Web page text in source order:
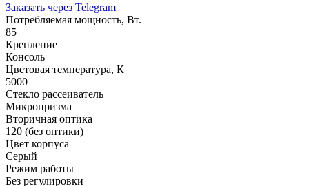
Заказать через Telegram
Потребляемая мощность, Вт.
85
Крепление
Консоль
Цветовая температура, К
5000
Стекло рассеиватель
Микропризма
Вторичная оптика
120 (без оптики)
Цвет корпуса
Серый
Режим работы
Без регулировки